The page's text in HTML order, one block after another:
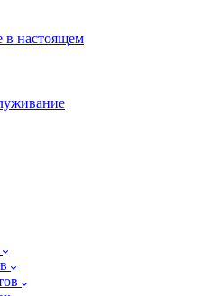
в настоящем